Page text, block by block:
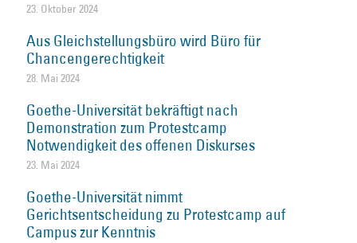
23. Oktober 2024
Aus Gleichstellungsbüro wird Büro für
Chancengerechtigkeit
28. Mai 2024
Goethe-Universität bekräftigt nach
Demonstration zum Protestcamp
Notwendigkeit des offenen Diskurses
23. Mai 2024
Goethe-Universität nimmt
Gerichtsentscheidung zu Protestcamp auf
Campus zur Kenntnis